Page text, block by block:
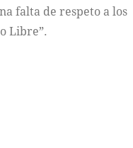
falta de respeto a los
Libre”.